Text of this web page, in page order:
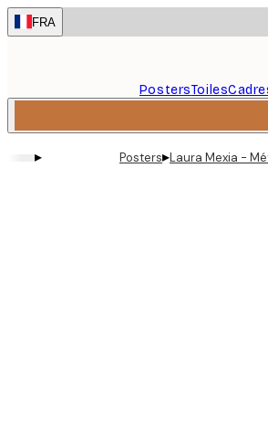
Skip
to
FRA
PostersToiles
▸ Posters▸Laura Mexia -